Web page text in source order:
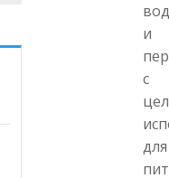
и
с
для